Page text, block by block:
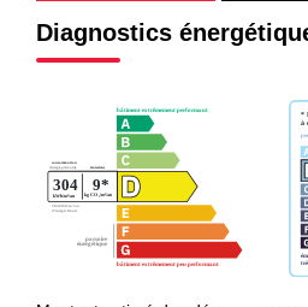
Diagnostics